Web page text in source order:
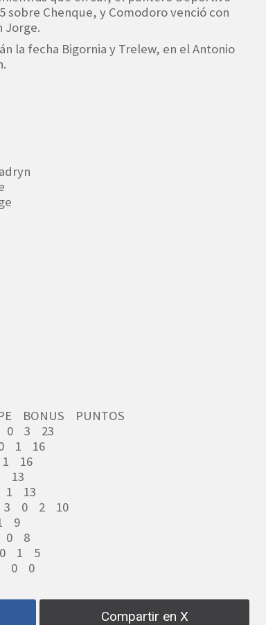
sobre Chenque, y Comodoro venció con
Jorge.
la fecha Bigornia y Trelew, en el Antonio
BONUS PUNTOS
0 3 23
1 16
16
13
1 13
3 0 2 10
9
0 8
0 1 5
0 0
Compartir en X